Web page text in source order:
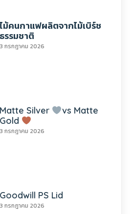
ไม้คนกาแฟผลิตจากไม้เบิร์ช
ธรรมชาติ
3 กรกฎาคม 2026
Matte Silver
vs Matte
Gold
3 กรกฎาคม 2026
Goodwill PS Lid
3 กรกฎาคม 2026